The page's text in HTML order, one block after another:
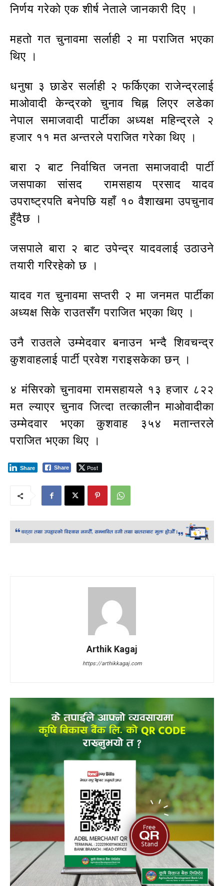
निर्णय गरेको एक शीर्ष नेताले जानकारी दिए ।
महतो गत चुनावमा सर्लाही २ मा पराजित भएका
थिए ।
धनुषा ३ छाडेर सर्लाही २ फर्किएका राजेन्द्रलाई
माओवादी केन्द्रको चुनाव चिह्न लिएर लडेका
नेपाल समाजवादी पार्टीका अध्यक्ष महिन्द्रले २
हजार ११ मत अन्तरले पराजित गरेका थिए ।
बारा २ बाट निर्वाचित जनता समाजवादी पार्टी
जसपाका सांसद रामसहाय प्रसाद यादव
उपराष्ट्रपति बनेपछि यहाँ १० वैशाखमा उपचुनाव
हुँदैछ ।
जसपाले बारा २ बाट उपेन्द्र यादवलाई उठाउने
तयारी गरिरहेको छ ।
यादव गत चुनावमा सप्तरी २ मा जनमत पार्टीका
अध्यक्ष सिके राउतसँग पराजित भएका थिए ।
उनै राउतले उम्मेदवार बनाउन भन्दै शिवचन्द्र
कुशवाहलाई पार्टी प्रवेश गराइसकेका छन् ।
४ मंसिरको चुनावमा रामसहायले १३ हजार ८२२
मत ल्याएर चुनाव जित्दा तत्कालीन माओवादीका
उम्मेदवार भएका कुशवाह ३५४ मतान्तरले
पराजित भएका थिए ।
Share Post
Share
Arthik Kagaj
https://arthikkagaj.com